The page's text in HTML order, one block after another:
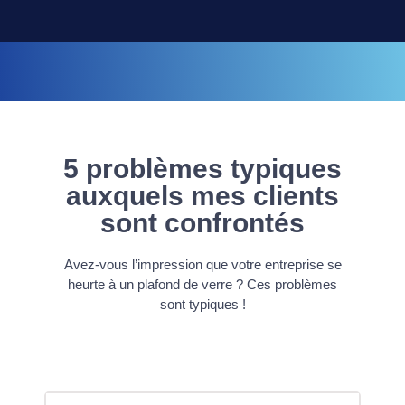
5 problèmes typiques
auxquels mes clients
sont confrontés
Avez-vous l’impression que votre entreprise se
heurte à un plafond de verre ? Ces problèmes
sont typiques !